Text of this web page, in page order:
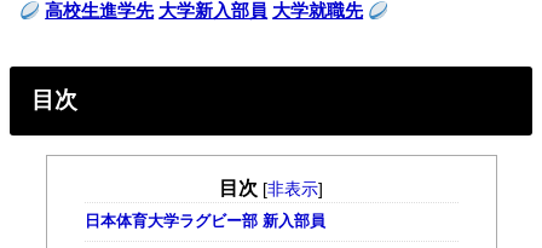
高校生進学先 大学新入部員 大学就職先
目次
目次 [非表示]
日本体育大学ラグビー部 新入部員